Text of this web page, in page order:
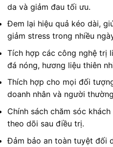
da và giảm đau tối ưu.
Đem lại hiệu quả kéo dài,
giảm stress trong nhiều
Tích hợp các công nghệ trị
đá nóng, hương liệu thiên
Thích hợp cho mọi đối
doanh nhân và người
Chính sách chăm sóc
theo dõi sau điều trị.
Đảm bảo an toàn tuyệt đối